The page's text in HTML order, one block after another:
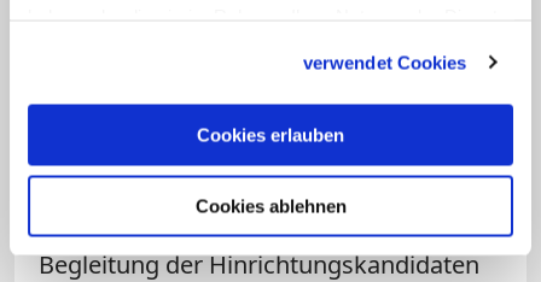
verwendet Cookies
Cookies erlauben
Cookies ablehnen
anderem für die 1945 hingerichteten
und Helmut James Graf von Moltke.
Als die braune Justiz immer hektischer
Todesurteile verhängte, wurde die
Begleitung der Hinrichtungskandidaten